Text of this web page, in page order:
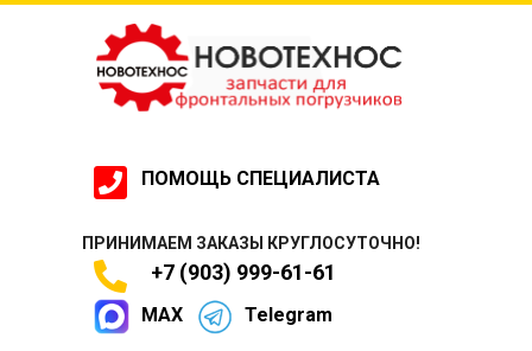
ПОМОЩЬ СПЕЦИАЛИСТА
ПРИНИМАЕМ ЗАКАЗЫ КРУГЛОСУТОЧНО!
+7 (903) 999-61-61
MAX Telegram